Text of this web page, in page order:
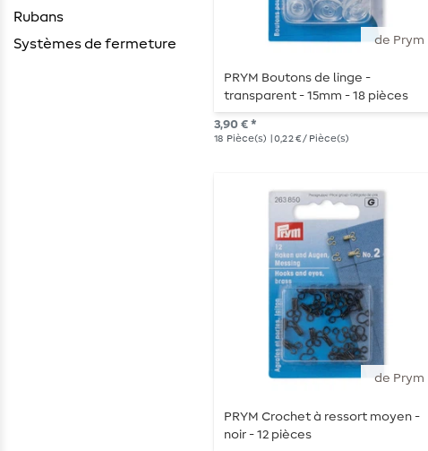
Rubans
Systèmes de fermeture
de Prym
PRYM Boutons de linge -
transparent - 15mm - 18 pièces
3,90 € *
18 Pièce(s) | 0,22 € / Pièce(s)
de Prym
PRYM Crochet à ressort moyen -
noir - 12 pièces